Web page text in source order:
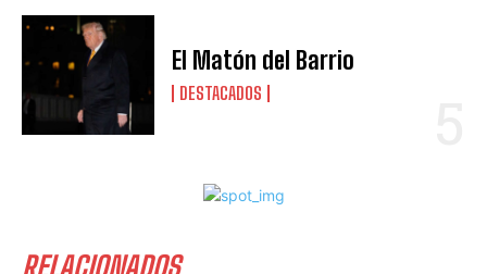
El Matón del Barrio
DESTACADOS
RELACIONADOS